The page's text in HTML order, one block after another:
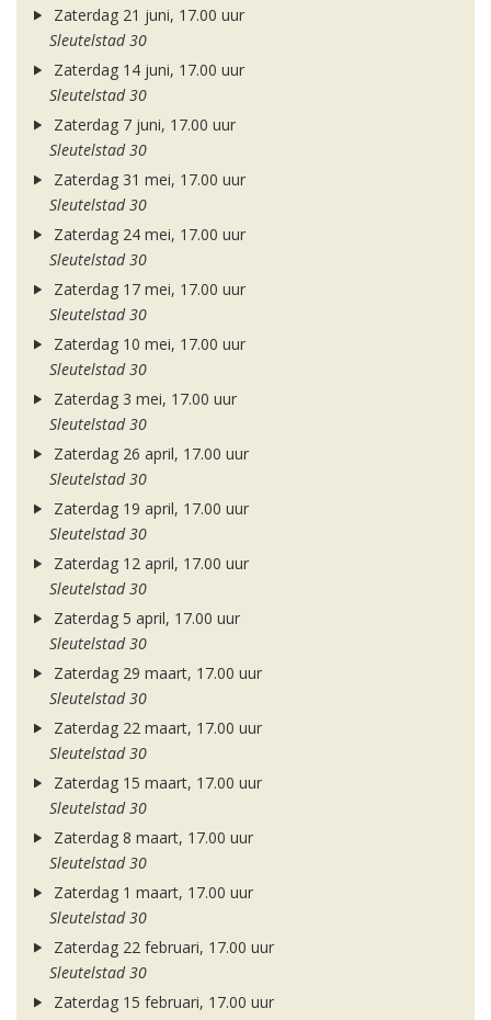
Zaterdag 21 juni, 17.00 uur
Sleutelstad 30
Zaterdag 14 juni, 17.00 uur
Sleutelstad 30
Zaterdag 7 juni, 17.00 uur
Sleutelstad 30
Zaterdag 31 mei, 17.00 uur
Sleutelstad 30
Zaterdag 24 mei, 17.00 uur
Sleutelstad 30
Zaterdag 17 mei, 17.00 uur
Sleutelstad 30
Zaterdag 10 mei, 17.00 uur
Sleutelstad 30
Zaterdag 3 mei, 17.00 uur
Sleutelstad 30
Zaterdag 26 april, 17.00 uur
Sleutelstad 30
Zaterdag 19 april, 17.00 uur
Sleutelstad 30
Zaterdag 12 april, 17.00 uur
Sleutelstad 30
Zaterdag 5 april, 17.00 uur
Sleutelstad 30
Zaterdag 29 maart, 17.00 uur
Sleutelstad 30
Zaterdag 22 maart, 17.00 uur
Sleutelstad 30
Zaterdag 15 maart, 17.00 uur
Sleutelstad 30
Zaterdag 8 maart, 17.00 uur
Sleutelstad 30
Zaterdag 1 maart, 17.00 uur
Sleutelstad 30
Zaterdag 22 februari, 17.00 uur
Sleutelstad 30
Zaterdag 15 februari, 17.00 uur